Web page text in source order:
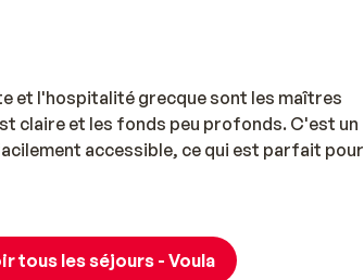
et l'hospitalité grecque sont les maîtres
claire et les fonds peu profonds. C'est un
accessible, ce qui est parfait pour
tous les séjours - Voula